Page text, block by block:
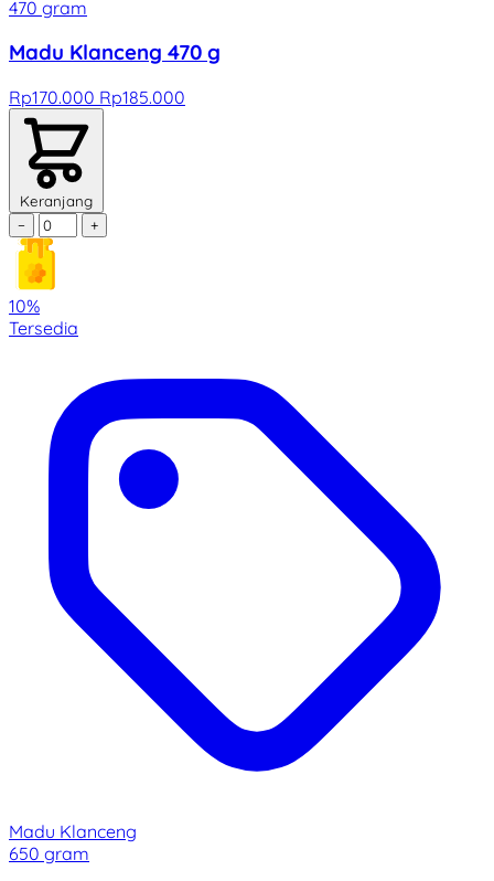
470 gram
Madu Klanceng 470 g
Rp170.000 Rp185.000
Keranjang
−
+
10%
Tersedia
Madu Klanceng
650 gram